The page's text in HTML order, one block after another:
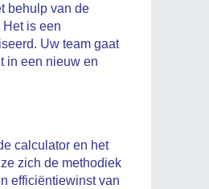
behulp van de
is een
Uw team gaat
in een nieuw en
calculator en het
zich de methodiek
efficiëntiewinst van